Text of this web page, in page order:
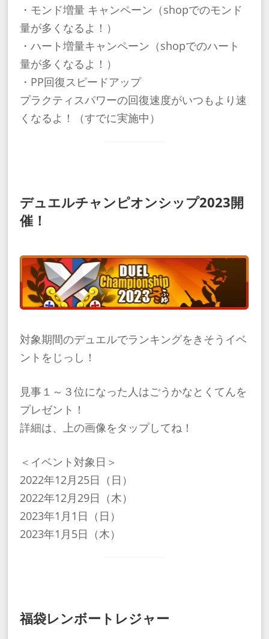
・モンド増量 キャンペーン（shopでのモンド
量が多くなるよ！）
・ハート増量キャンペーン（shopでのハート
量が多くなるよ！）
・PP回復スピードアップ
プラクティスパワーの回復速度がいつもより速
くなるよ！（すでに実施中）
デュエルチャンピオンシップ2023開
催！
対象期間のデュエルでランキングをきそうイベ
ントをじっし！
見事１～３位になった人はごうかなとくてんを
プレゼント！
詳細は、上の画像をタップしてね！
＜イベント対象日＞
2022年12月25日（日）
2022年12月29日（木）
2023年1月1日（日）
2023年1月5日（木）
福袋レンボートレジャー